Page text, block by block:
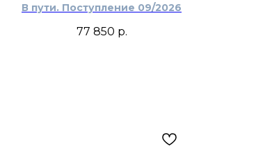
В пути. Поступление 09/2026
77 850 р.